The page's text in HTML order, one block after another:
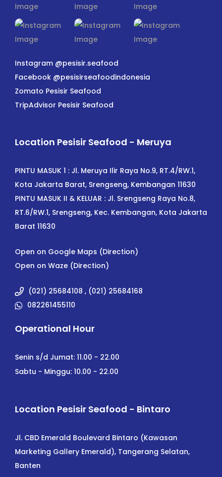
Instagram @pesisir.seafood
Facebook @pesisirseafoodindonesia
Zomato Pesisir Seafood
TripAdvisor Pesisir Seafood
Location Pesisir Seafood - Meruya
PINTU MASUK 1 : Jl. Meruya Ilir Raya No.9, RT.4/RW.1,
Kota Jakarta Barat, Srengseng, Kembangan 11630
PINTU MASUK II & KELUAR : Jl. Srengseng Raya No.8,
RT.6/RW.1, Srengseng, Kec. Kembangan, Kota Jakarta
Barat 11630
Open on Google Maps (Direction)
Open on Waze (Direction)
(021) 25684108 , (021) 25684168
082261455110
Operational Hour
Senin s/d Jumat: 11.00 - 22.00
Sabtu - Minggu: 10.00 - 22.00
Location Pesisir Seafood - Bintaro
Jl. CBD Emerald Boulevard Bintaro (Kawasan
Marketing Gallery Emerald), Tangerang Selatan,
Banten